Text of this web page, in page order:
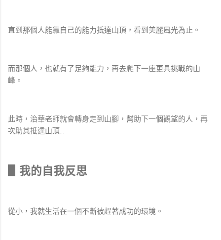
直到那個人能靠自己的能力抵達山頂，看到美麗風光為止。
而那個人，也就有了足夠能力，再去爬下一座更具挑戰的山
峰。
此時，治華老師就會轉身走到山腳，幫助下一個觀望的人，再
次助其抵達山頂…
▋我的自我反思
從小，我就生活在一個不斷被趕著成功的環境。